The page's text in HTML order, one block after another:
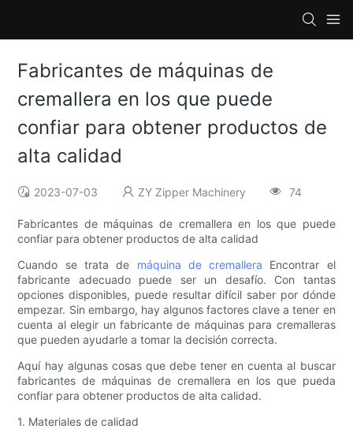
Fabricantes de máquinas de
cremallera en los que puede
confiar para obtener productos de
alta calidad
2023-07-03 ZY Zipper Machinery 74
Fabricantes de máquinas de cremallera en los que puede
confiar para obtener productos de alta calidad
Cuando se trata de máquina de cremallera Encontrar el
fabricante adecuado puede ser un desafío. Con tantas
opciones disponibles, puede resultar difícil saber por dónde
empezar. Sin embargo, hay algunos factores clave a tener en
cuenta al elegir un fabricante de máquinas para cremalleras
que pueden ayudarle a tomar la decisión correcta.
Aquí hay algunas cosas que debe tener en cuenta al buscar
fabricantes de máquinas de cremallera en los que pueda
confiar para obtener productos de alta calidad.
1. Materiales de calidad